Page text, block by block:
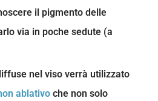
il pigmento delle
via in poche sedute (a
nel viso verrà utilizzato
ablativo che non solo